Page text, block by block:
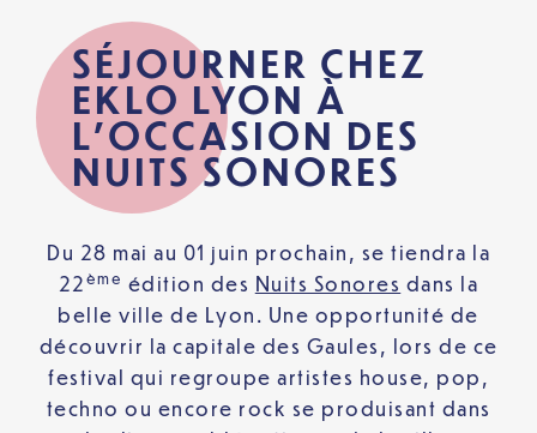
SÉJOURNER CHEZ
EKLO LYON À
L’OCCASION DES
NUITS SONORES
Du 28 mai au 01 juin prochain, se tiendra la
22ème édition des Nuits Sonores dans la
belle ville de Lyon. Une opportunité de
découvrir la capitale des Gaules, lors de ce
festival qui regroupe artistes house, pop,
techno ou encore rock se produisant dans